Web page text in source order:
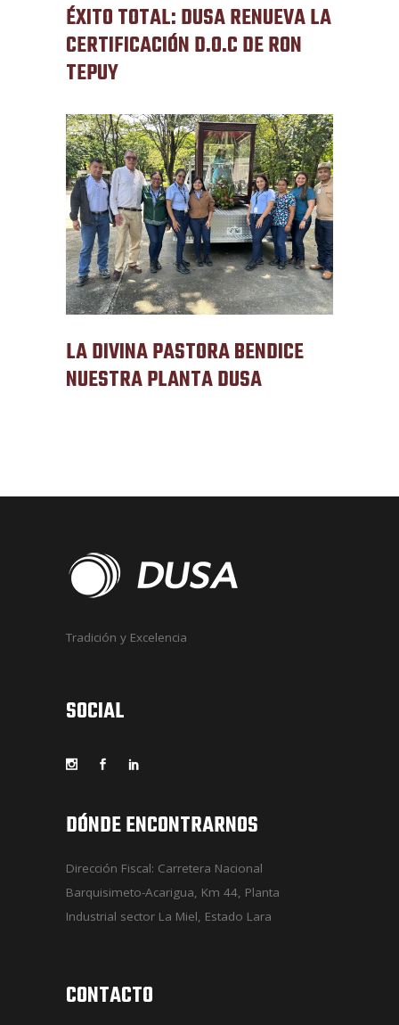
ÉXITO TOTAL: DUSA RENUEVA LA
CERTIFICACIÓN D.O.C DE RON
TEPUY
LA DIVINA PASTORA BENDICE
NUESTRA PLANTA DUSA
Tradición y Excelencia
SOCIAL
DÓNDE ENCONTRARNOS
Dirección Fiscal: Carretera Nacional
Barquisimeto-Acarigua, Km 44, Planta
Industrial sector La Miel, Estado Lara
CONTACTO